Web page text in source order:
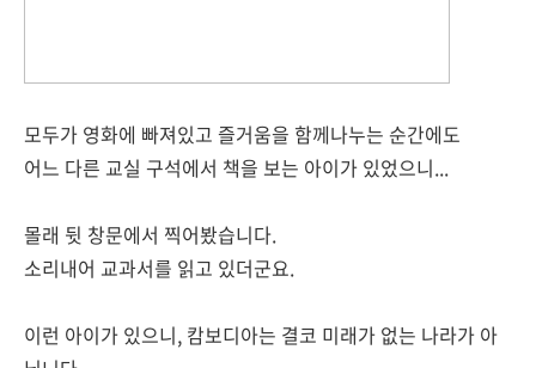
모두가 영화에 빠져있고 즐거움을 함께나누는 순간에도
어느 다른 교실 구석에서 책을 보는 아이가 있었으니...
몰래 뒷 창문에서 찍어봤습니다.
소리내어 교과서를 읽고 있더군요.
이런 아이가 있으니, 캄보디아는 결코 미래가 없는 나라가 아